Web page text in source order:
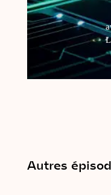
Autres